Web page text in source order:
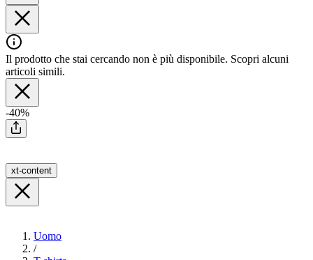
Il prodotto che stai cercando non è più disponibile. Scopri alcuni
articoli simili.
-40%
xt-content
Uomo
/